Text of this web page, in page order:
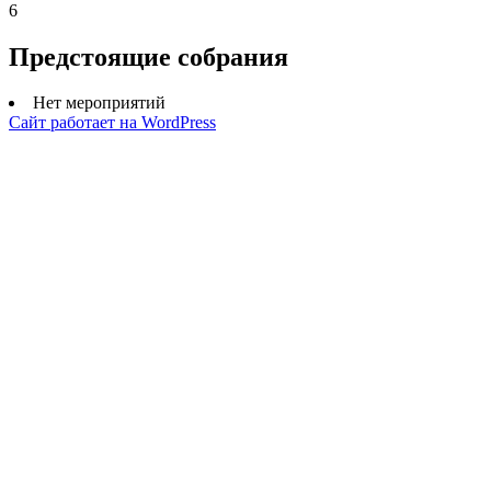
6
Предстоящие собрания
Нет мероприятий
Сайт работает на WordPress